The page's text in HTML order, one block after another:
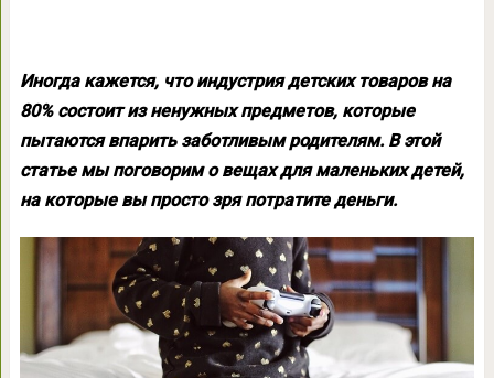
Иногда кажется, что индустрия детских товаров на
80% состоит из ненужных предметов, которые
пытаются впарить заботливым родителям. В этой
статье мы поговорим о вещах для маленьких детей,
на которые вы просто зря потратите деньги.